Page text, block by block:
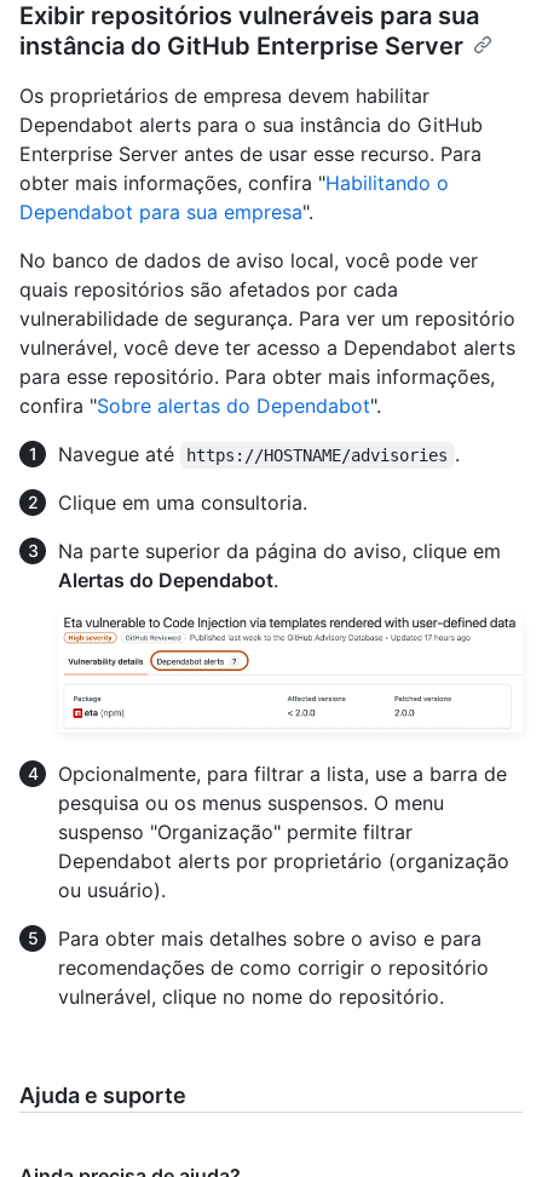
Exibir repositórios vulneráveis para sua
instância do GitHub Enterprise Server
Os proprietários de empresa devem habilitar
Dependabot alerts para o sua instância do GitHub
Enterprise Server antes de usar esse recurso. Para
obter mais informações, confira "Habilitando o
Dependabot para sua empresa".
No banco de dados de aviso local, você pode ver
quais repositórios são afetados por cada
vulnerabilidade de segurança. Para ver um repositório
vulnerável, você deve ter acesso a Dependabot alerts
para esse repositório. Para obter mais informações,
confira "Sobre alertas do Dependabot".
Navegue até
https://HOSTNAME/advisories .
Clique em uma consultoria.
Na parte superior da página do aviso, clique em
Alertas do Dependabot.
Opcionalmente, para filtrar a lista, use a barra de
pesquisa ou os menus suspensos. O menu
suspenso "Organização" permite filtrar
Dependabot alerts por proprietário (organização
ou usuário).
Para obter mais detalhes sobre o aviso e para
recomendações de como corrigir o repositório
vulnerável, clique no nome do repositório.
Ajuda e suporte